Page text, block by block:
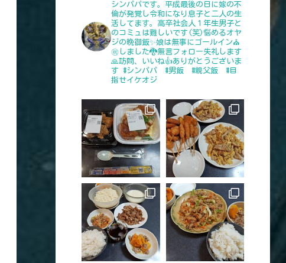
シンパパです。平成最後の日に嫁の不
倫が発覚し令和になり息子と二人の生
活してます。高卒社会人１年生男子と
のコミュは難しいです(笑)悩めるオヤ
ジの晩御飯✨娘は無事にゴールイン⛪
㊗️しました🐉無言フォロー失礼します
🙏訪問、いいね👍️ありがとうございま
す #シンパパ #男飯 #親父飯 #目
指せイケオジ